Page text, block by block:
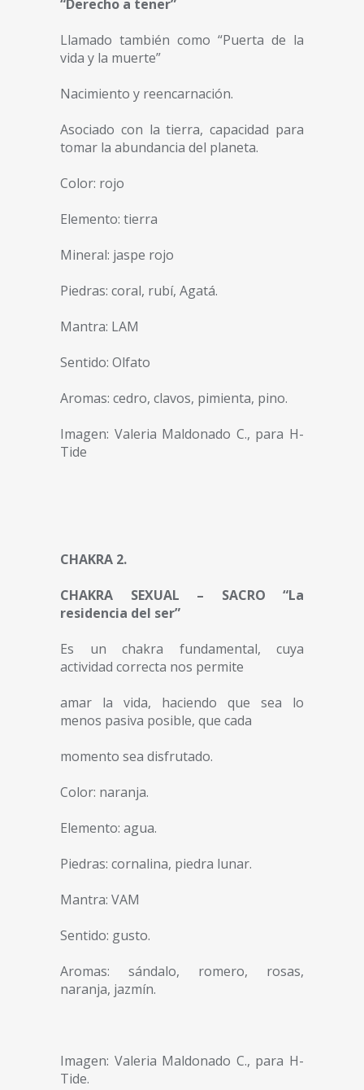
“Derecho a tener”
Llamado también como “Puerta de la
vida y la muerte”
Nacimiento y reencarnación.
Asociado con la tierra, capacidad para
tomar la abundancia del planeta.
Color: rojo
Elemento: tierra
Mineral: jaspe rojo
Piedras: coral, rubí, Agatá.
Mantra: LAM
Sentido: Olfato
Aromas: cedro, clavos, pimienta, pino.
Imagen: Valeria Maldonado C., para H-
Tide
CHAKRA 2.
CHAKRA SEXUAL – SACRO “La
residencia del ser”
Es un chakra fundamental, cuya
actividad correcta nos permite
amar la vida, haciendo que sea lo
menos pasiva posible, que cada
momento sea disfrutado.
Color: naranja.
Elemento: agua.
Piedras: cornalina, piedra lunar.
Mantra: VAM
Sentido: gusto.
Aromas: sándalo, romero, rosas,
naranja, jazmín.
Imagen: Valeria Maldonado C., para H-
Tide.